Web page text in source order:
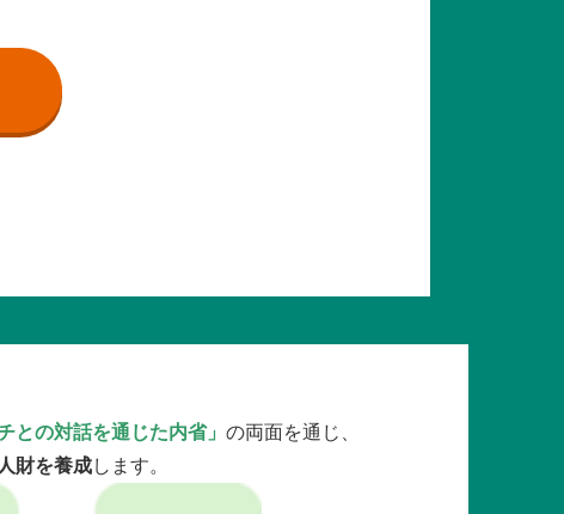
との対話を通じた内省」 の両面を通じ、
財を養成します。